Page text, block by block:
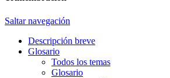
Saltar navegación
Descripción breve
Glosario
Todos los temas
Glosario